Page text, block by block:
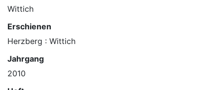
Wittich
Erschienen
Herzberg : Wittich
Jahrgang
2010